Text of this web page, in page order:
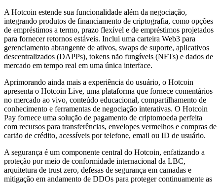
A Hotcoin estende sua funcionalidade além da negociação,
integrando produtos de financiamento de criptografia, como opções
de empréstimos a termo, prazo flexível e de empréstimos projetados
para fornecer retornos estáveis. Inclui uma carteira Web3 para
gerenciamento abrangente de ativos, swaps de suporte, aplicativos
descentralizados (DAPPs), tokens não fungíveis (NFTs) e dados de
mercado em tempo real em uma única interface.
Aprimorando ainda mais a experiência do usuário, o Hotcoin
apresenta o Hotcoin Live, uma plataforma que fornece comentários
no mercado ao vivo, conteúdo educacional, compartilhamento de
conhecimento e ferramentas de negociação interativas. O Hotcoin
Pay fornece uma solução de pagamento de criptomoeda perfeita
com recursos para transferências, envelopes vermelhos e compras de
cartão de crédito, acessíveis por telefone, email ou ID de usuário.
A segurança é um componente central do Hotcoin, enfatizando a
proteção por meio de conformidade internacional da LBC,
arquitetura de trust zero, defesas de segurança em camadas e
mitigação em andamento de DDOs para proteger continuamente as